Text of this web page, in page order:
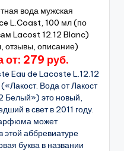
вода мужская
L.Coast, 100 мл (по
Lacost 12.12 Blanc)
отзывы, описание)
от: 279 руб.
Eau de Lacoste L.12.12
Вода от Лакост
Белый») это новый,
в свет в 2011 году.
может
этой аббревиатуре
буква в названии